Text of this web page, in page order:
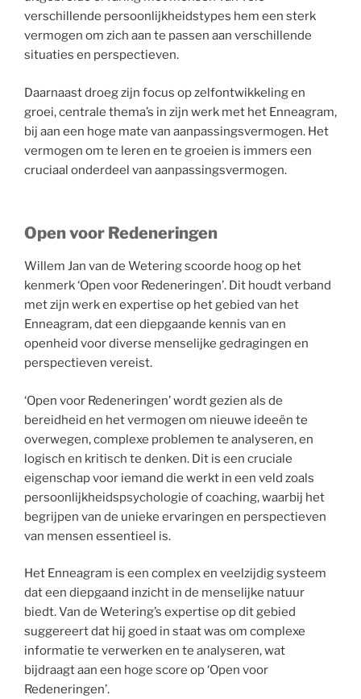
verschillende persoonlijkheidstypes hem een sterk
vermogen om zich aan te passen aan verschillende
situaties en perspectieven.
Daarnaast droeg zijn focus op zelfontwikkeling en
groei, centrale thema’s in zijn werk met het Enneagram,
bij aan een hoge mate van aanpassingsvermogen. Het
vermogen om te leren en te groeien is immers een
cruciaal onderdeel van aanpassingsvermogen.
Open voor Redeneringen
Willem Jan van de Wetering scoorde hoog op het
kenmerk ‘Open voor Redeneringen’. Dit houdt verband
met zijn werk en expertise op het gebied van het
Enneagram, dat een diepgaande kennis van en
openheid voor diverse menselijke gedragingen en
perspectieven vereist.
‘Open voor Redeneringen’ wordt gezien als de
bereidheid en het vermogen om nieuwe ideeën te
overwegen, complexe problemen te analyseren, en
logisch en kritisch te denken. Dit is een cruciale
eigenschap voor iemand die werkt in een veld zoals
persoonlijkheidspsychologie of coaching, waarbij het
begrijpen van de unieke ervaringen en perspectieven
van mensen essentieel is.
Het Enneagram is een complex en veelzijdig systeem
dat een diepgaand inzicht in de menselijke natuur
biedt. Van de Wetering’s expertise op dit gebied
suggereert dat hij goed in staat was om complexe
informatie te verwerken en te analyseren, wat
bijdraagt aan een hoge score op ‘Open voor
Redeneringen’.